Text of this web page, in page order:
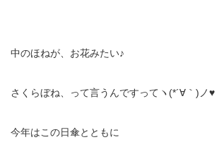
中のほねが、お花みたい♪
さくらぼね、って言うんですってヽ(*´∀｀)ノ♥
今年はこの日傘とともに